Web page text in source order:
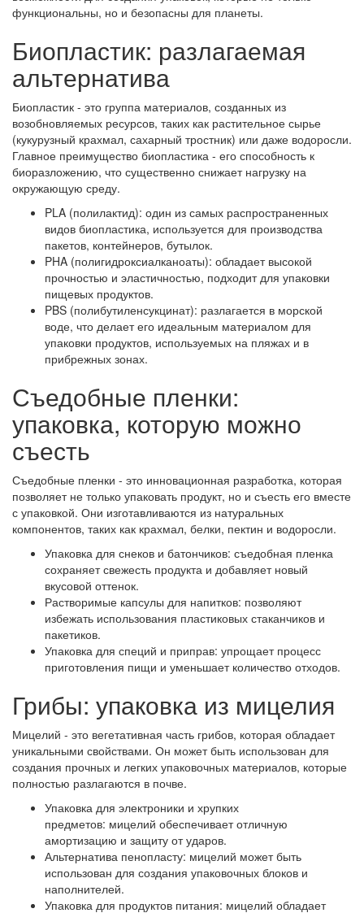
функциональны, но и безопасны для планеты.
Биопластик: разлагаемая
альтернатива
Биопластик - это группа материалов, созданных из
возобновляемых ресурсов, таких как растительное сырье
(кукурузный крахмал, сахарный тростник) или даже водоросли.
Главное преимущество биопластика - его способность к
биоразложению, что существенно снижает нагрузку на
окружающую среду.
PLA (полилактид): один из самых распространенных
видов биопластика, используется для производства
пакетов, контейнеров, бутылок.
PHA (полигидроксиалканоаты): обладает высокой
прочностью и эластичностью, подходит для упаковки
пищевых продуктов.
PBS (полибутиленсукцинат): разлагается в морской
воде, что делает его идеальным материалом для
упаковки продуктов, используемых на пляжах и в
прибрежных зонах.
Съедобные пленки:
упаковка, которую можно
съесть
Съедобные пленки - это инновационная разработка, которая
позволяет не только упаковать продукт, но и съесть его вместе
с упаковкой. Они изготавливаются из натуральных
компонентов, таких как крахмал, белки, пектин и водоросли.
Упаковка для снеков и батончиков: съедобная пленка
сохраняет свежесть продукта и добавляет новый
вкусовой оттенок.
Растворимые капсулы для напитков: позволяют
избежать использования пластиковых стаканчиков и
пакетиков.
Упаковка для специй и приправ: упрощает процесс
приготовления пищи и уменьшает количество отходов.
Грибы: упаковка из мицелия
Мицелий - это вегетативная часть грибов, которая обладает
уникальными свойствами. Он может быть использован для
создания прочных и легких упаковочных материалов, которые
полностью разлагаются в почве.
Упаковка для электроники и хрупких
предметов: мицелий обеспечивает отличную
амортизацию и защиту от ударов.
Альтернатива пенопласту: мицелий может быть
использован для создания упаковочных блоков и
наполнителей.
Упаковка для продуктов питания: мицелий обладает